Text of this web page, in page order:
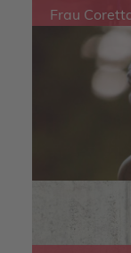
Frau
mit 3D-